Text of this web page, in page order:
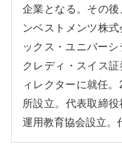
企業となる。その
ンベストメンツ株
ックス・ユニバー
クレディ・スイス
ィレクターに就任
所設立。代表取締
運用教育協会設立。